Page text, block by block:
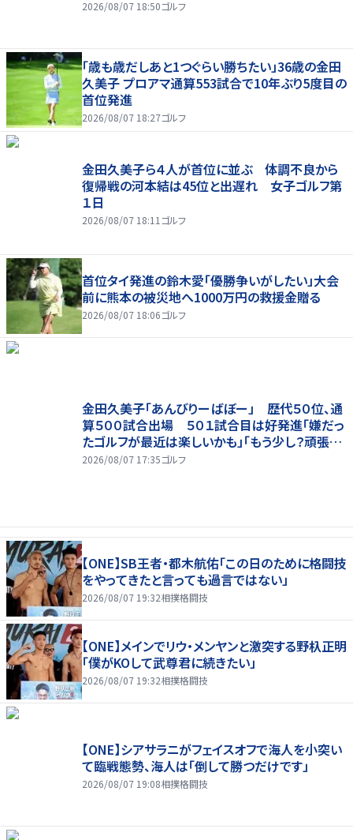
2026/08/07 18:50ゴルフ
「歳も歳だしあと1つぐらい勝ちたい」36歳の金田
久美子 プロアマ通算553試合で10年ぶり5度目の
首位発進
2026/08/07 18:27ゴルフ
金田久美子ら４人が首位に並ぶ 体調不良から
復帰戦の河本結は45位と出遅れ 女子ゴルフ第
１日
2026/08/07 18:11ゴルフ
首位タイ発進の鈴木愛「優勝争いがしたい」大会
前に熊本の被災地へ1000万円の救援金贈る
2026/08/07 18:06ゴルフ
金田久美子「あんびりーばぼー」 歴代５０位、通
算５００試合出場 ５０１試合目は好発進「嫌だっ
たゴルフが最近は楽しいかも」「もう少し？頑張り
たいな」
2026/08/07 17:35ゴルフ
【ONE】SB王者・都木航佑「この日のために格闘技
をやってきたと言っても過言ではない」
2026/08/07 19:32相撲格闘技
【ONE】メインでリウ・メンヤンと激突する野杁正明
「僕がKOして武尊君に続きたい」
2026/08/07 19:32相撲格闘技
【ONE】シアサラニがフェイスオフで海人を小突い
て臨戦態勢、海人は「倒して勝つだけです」
2026/08/07 19:08相撲格闘技